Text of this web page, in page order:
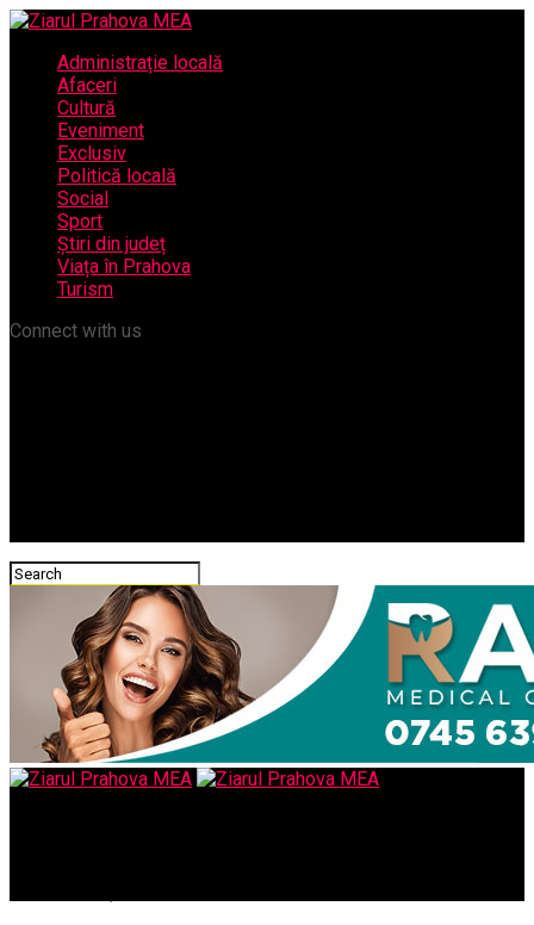
Administrație locală
Afaceri
Cultură
Eveniment
Exclusiv
Politică locală
Social
Sport
Știri din județ
Viața în Prahova
Turism
Connect with us